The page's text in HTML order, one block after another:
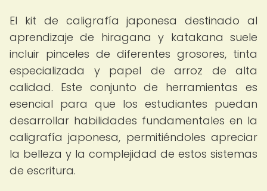
El kit de caligrafía japonesa destinado al
aprendizaje de hiragana y katakana suele
incluir pinceles de diferentes grosores, tinta
especializada y papel de arroz de alta
calidad. Este conjunto de herramientas es
esencial para que los estudiantes puedan
desarrollar habilidades fundamentales en la
caligrafía japonesa, permitiéndoles apreciar
la belleza y la complejidad de estos sistemas
de escritura.